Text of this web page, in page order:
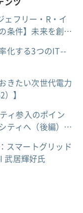
ェフリー・R・イ
条件】未来を創…
化する3つのIT--
きたい次世代電力
】
ィ参入のポイン
ティへ（後編）…
スマートグリッド
武居輝好氏